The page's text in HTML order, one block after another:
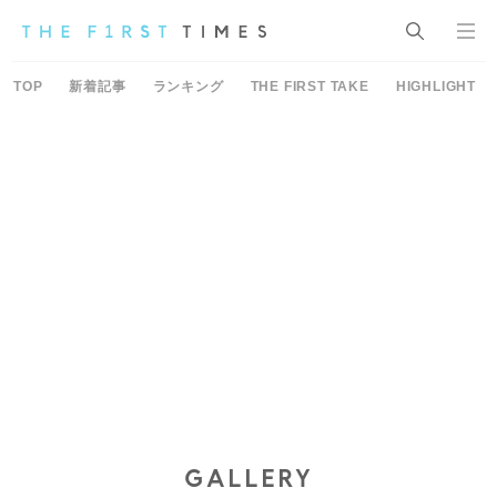
TOP 新着記事 ランキング THE FIRST TAKE HIGHLIGHT
GALLERY